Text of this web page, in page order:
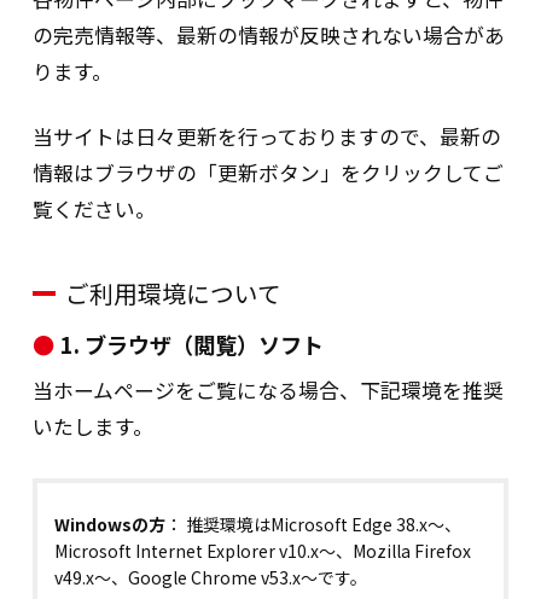
当社は、ご本人様から、特定個人情報に係
る保有個人データに関して、ご本人自身の
は、お申し出いただいた方がご本人である
ことを確認した上で、合理的な期間及び範
囲で利用停止または消去します。 これらの
去した場合、不本意ながらご要望に沿った
サービスの提供ができなくなることがあり
ります情報については、利用停止または消
去のお申し出に応じられない場合がありま
4.開示等の受付方法・窓口
当社は、ご本人様から、特定個人情報に係
の完売情報等、最新の情報が反映されない場合があ
ります。
当サイトは日々更新を行っておりますので、最新の
情報はブラウザの「更新ボタン」をクリックしてご
覧ください。
ご利用環境について
1. ブラウザ（閲覧）ソフト
当ホームページをご覧になる場合、下記環境を推奨
いたします。
Windowsの方： 推奨環境はMicrosoft Edge 38.x～、
Microsoft Internet Explorer v10.x～、Mozilla Firefox
v49.x～、Google Chrome v53.x～です。